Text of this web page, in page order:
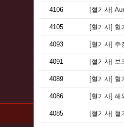
4106 [혈기사]
4105 [혈기사] 혈
4093 [혈기사] 주
4091 [혈기사] 보
4089 [혈기사] 혈
4086 [혈기사] 해
4085 [혈기사] 혈